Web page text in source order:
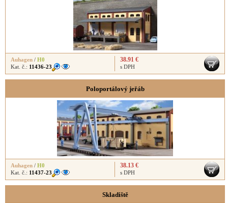
Auhagen / H0
Kat. č.: 11436-23
38.91 €
s DPH
Poloportálový jeřáb
Auhagen / H0
Kat. č.: 11437-23
38.13 €
s DPH
Skladiště